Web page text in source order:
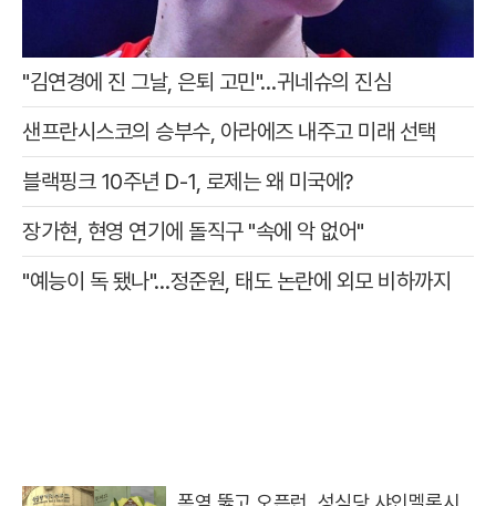
"김연경에 진 그날, 은퇴 고민"…귀네슈의 진심
샌프란시스코의 승부수, 아라에즈 내주고 미래 선택
블랙핑크 10주년 D-1, 로제는 왜 미국에?
장가현, 현영 연기에 돌직구 "속에 악 없어"
"예능이 독 됐나"…정준원, 태도 논란에 외모 비하까지